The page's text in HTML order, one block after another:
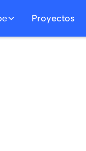
Proyectos